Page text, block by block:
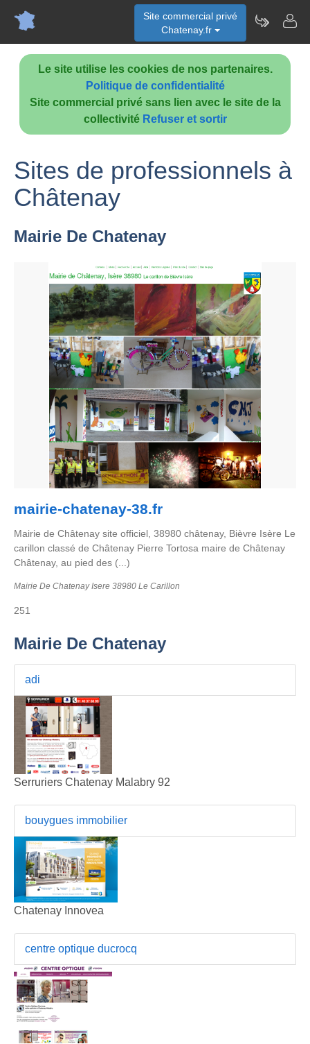
Le site utilise les cookies de nos partenaires.
Politique de confidentialité
Site commercial privé sans lien avec le site de la
collectivité Refuser et sortir
Site commercial privé
Chatenay.fr
Sites de professionnels à
Châtenay
Mairie De Chatenay
mairie-chatenay-38.fr
Mairie de Châtenay site officiel, 38980 châtenay, Bièvre Isère Le
carillon classé de Châtenay Pierre Tortosa maire de Châtenay
Châtenay, au pied des (...)
Mairie De Chatenay Isere 38980 Le Carillon
251
Mairie De Chatenay
adi
Serruriers Chatenay Malabry 92
bouygues immobilier
Chatenay Innovea
centre optique ducrocq